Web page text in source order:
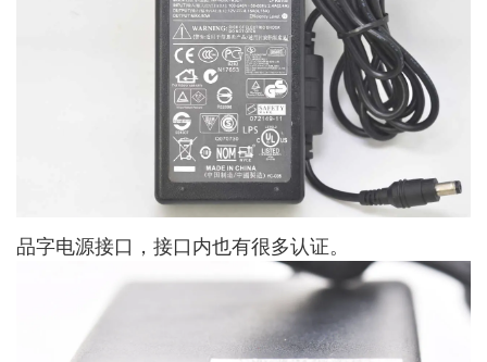
品字电源接口，接口内也有很多认证。